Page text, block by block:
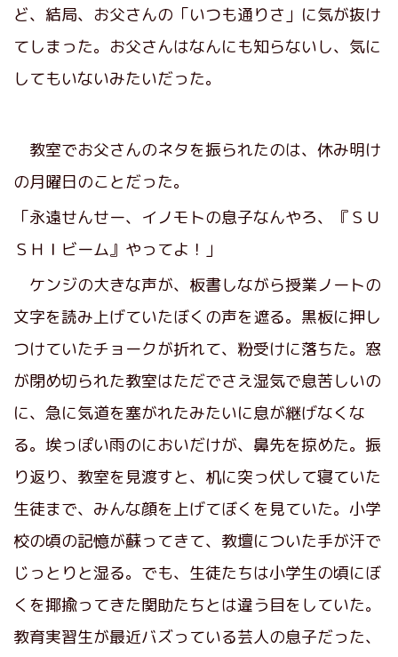
ど、結局、お父さんの「いつも通りさ」に気が抜け
てしまった。お父さんはなんにも知らないし、気に
してもいないみたいだった。
教室でお父さんのネタを振られたのは、休み明け
の月曜日のことだった。
「永遠せんせー、イノモトの息子なんやろ、『ＳＵ
ＳＨＩビーム』やってよ！」
ケンジの大きな声が、板書しながら授業ノートの
文字を読み上げていたぼくの声を遮る。黒板に押し
つけていたチョークが折れて、粉受けに落ちた。窓
が閉め切られた教室はただでさえ湿気で息苦しいの
に、急に気道を塞がれたみたいに息が継げなくな
る。埃っぽい雨のにおいだけが、鼻先を掠めた。振
り返り、教室を見渡すと、机に突っ伏して寝ていた
生徒まで、みんな顔を上げてぼくを見ていた。小学
校の頃の記憶が蘇ってきて、教壇についた手が汗で
じっとりと湿る。でも、生徒たちは小学生の頃にぼ
くを揶揄ってきた関助たちとは違う目をしていた。
教育実習生が最近バズっている芸人の息子だった、